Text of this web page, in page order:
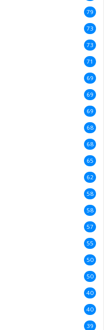
79
73
73
71
69
69
69
68
68
65
62
58
58
57
55
50
50
40
40
39